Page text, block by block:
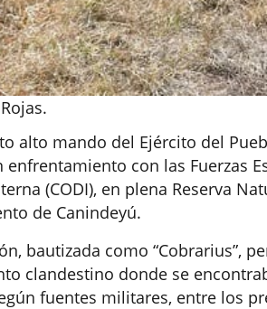
alto mando del Ejército del
enfrentamiento con las Fuerzas
(CODI), en plena Reserva
de Canindeyú.
bautizada como “Cobrarius”,
clandestino donde se
fuentes militares, entre los